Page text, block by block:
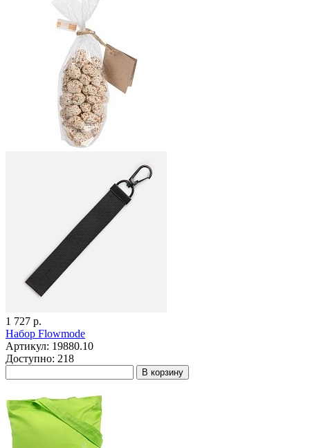
1 727 р.
Набор Flowmode
Артикул: 19880.10
Доступно: 218
В корзину